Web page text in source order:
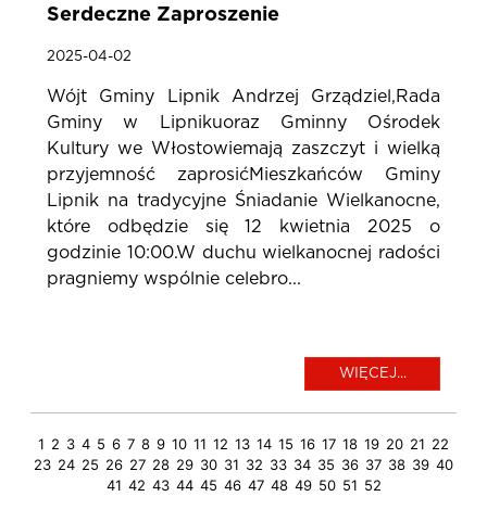
Serdeczne Zaproszenie
2025-04-02
Wójt Gminy Lipnik Andrzej Grządziel,Rada
Gminy w Lipnikuoraz Gminny Ośrodek
Kultury we Włostowiemają zaszczyt i wielką
przyjemność zaprosićMieszkańców Gminy
Lipnik na tradycyjne Śniadanie Wielkanocne,
które odbędzie się 12 kwietnia 2025 o
godzinie 10:00.W duchu wielkanocnej radości
pragniemy wspólnie celebro...
WIĘCEJ...
1 2 3 4 5 6 7 8 9 10 11 12 13 14 15 16 17 18 19 20 21 22
23 24 25 26 27 28 29 30 31 32 33 34 35 36 37 38 39 40
41 42 43 44 45 46 47 48 49 50 51 52